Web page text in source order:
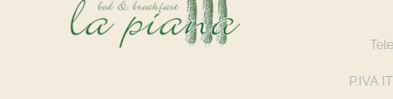
P.IVA